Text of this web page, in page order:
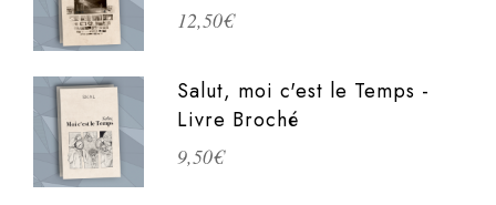
12,50€
Salut, moi c'est le Temps -
Livre Broché
9,50€